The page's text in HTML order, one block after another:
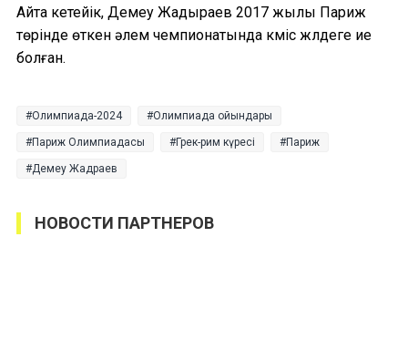
Айта кетейік, Демеу Жадыраев 2017 жылы Париж
төрінде өткен әлем чемпионатында күміс жүлдеге ие
болған.
Олимпиада-2024 Олимпиада ойындары
Париж Олимпиадасы Грек-рим күресі Париж
Демеу Жадраев
НОВОСТИ ПАРТНЕРОВ